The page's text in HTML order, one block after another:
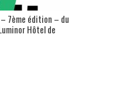
7ème édition – du
Hôtel de